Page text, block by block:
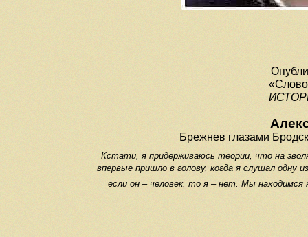
Брежнев глазами
Кстати, я придерживаюсь теории, что на
впервые пришло в голову, когда я слушал одну
если он – человек, то я – нет. Мы находимся